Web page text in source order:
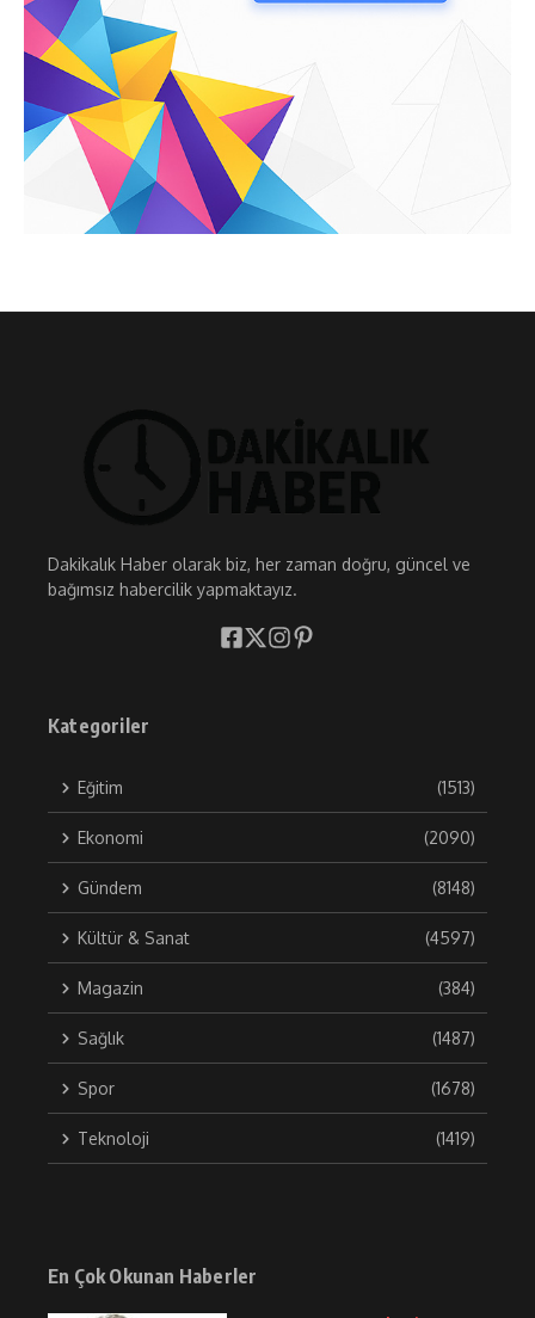
Dakikalık Haber olarak biz, her zaman doğru, güncel ve
bağımsız habercilik yapmaktayız.
Kategoriler
Eğitim (1513)
Ekonomi (2090)
Gündem (8148)
Kültür & Sanat (4597)
Magazin (384)
Sağlık (1487)
Spor (1678)
Teknoloji (1419)
En Çok Okunan Haberler